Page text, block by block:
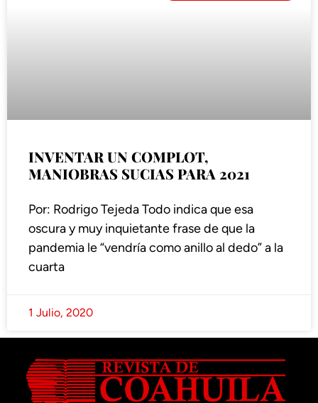
INVENTAR UN COMPLOT,
MANIOBRAS SUCIAS PARA 2021
Por: Rodrigo Tejeda Todo indica que esa
oscura y muy inquietante frase de que la
pandemia le “vendría como anillo al dedo” a la
cuarta
1 Julio, 2020